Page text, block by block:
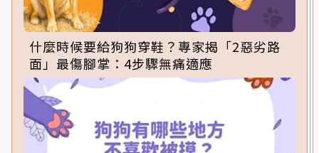
什麼時候要給狗狗穿鞋？專家揭「2惡劣路
面」最傷腳掌：4步驟無痛適應